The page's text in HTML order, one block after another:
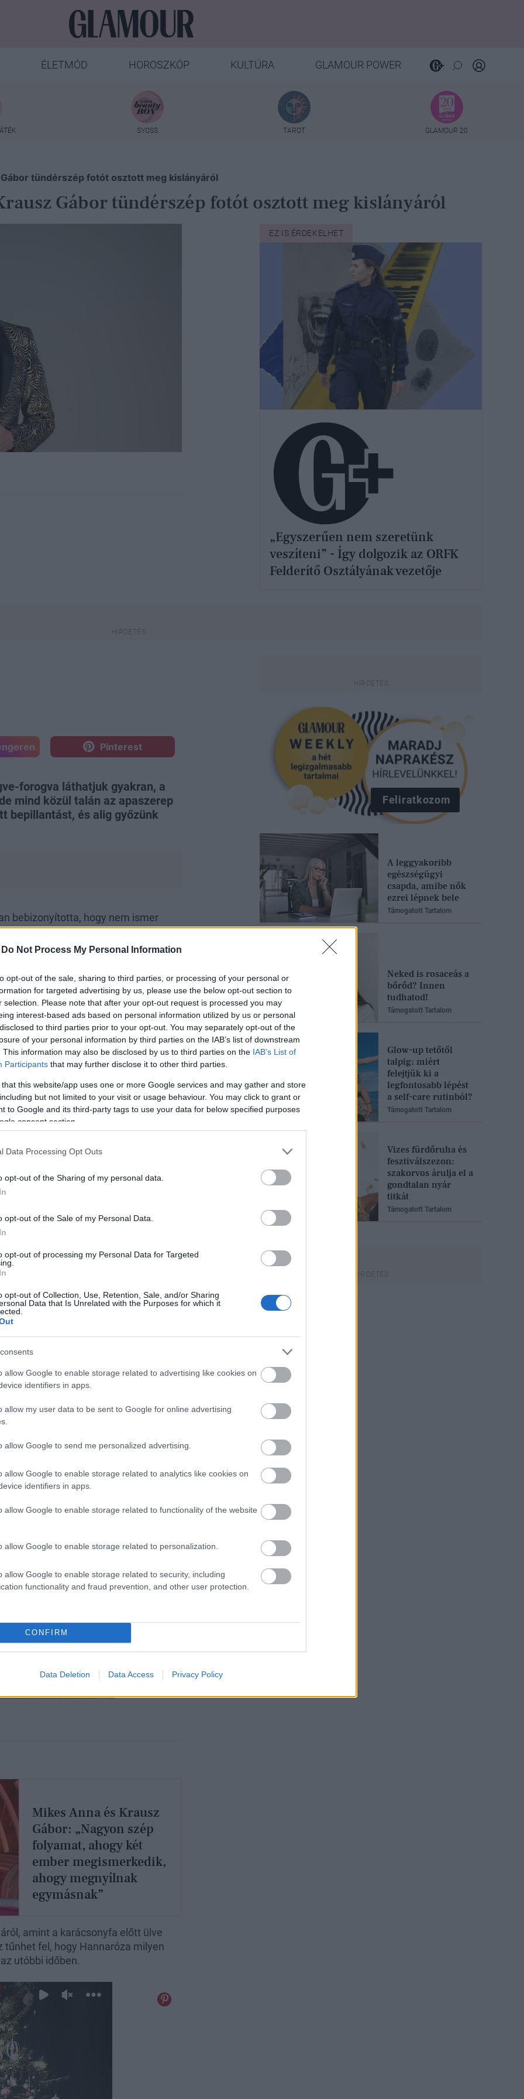
Do Not Process My Personal Information
opt-out of the sale, sharing to third parties, or processing of your personal or
for targeted advertising by us, please use the below opt-out section to
selection. Please note that after your opt-out request is processed you may
interest-based ads based on personal information utilized by us or personal
to third parties prior to your opt-out. You may separately opt-out of the
of your personal information by third parties on the IAB’s list of downstream
This information may also be disclosed by us to third parties on the IAB’s List of
Participants that may further disclose it to other third parties.
that this website/app uses one or more Google services and may gather and store
but not limited to your visit or usage behaviour. You may click to grant or
to Google and its third-party tags to use your data for below specified purposes
consent section.
Data Processing Opt Outs
opt-out of the Sharing of my personal data.
opt-out of the Sale of my Personal Data.
opt-out of processing my Personal Data for Targeted
opt-out of Collection, Use, Retention, Sale, and/or Sharing
Data that Is Unrelated with the Purposes for which it
allow Google to enable storage related to advertising like cookies on
identifiers in apps.
allow my user data to be sent to Google for online advertising
allow Google to send me personalized advertising.
allow Google to enable storage related to analytics like cookies on
identifiers in apps.
allow Google to enable storage related to functionality of the website
allow Google to enable storage related to personalization.
allow Google to enable storage related to security, including
functionality and fraud prevention, and other user protection.
CONFIRM
Data Deletion Data Access Privacy Policy
ÉLETMÓD HOROSZKÓP KULTÚRA GLAMOUR POWER
SYOSS TAROT GLAMOUR 20
tündérszép fotót osztott meg kislányáról
Gábor tündérszép fotót osztott meg kislányáról
EZ IS ÉRDEKELHET
„Egyszerűen nem szeretünk
veszíteni” - Így dolgozik az ORFK
Felderítő Osztályának vezetője
Pinterest
forogva láthatjuk gyakran, a
mind közül talán az apaszerep
bepillantást, és alig győzünk
bebizonyította, hogy nem ismer
belopták magukat a nézők szívébe,
járó kupát. A sok-soktáncpróba
a kislányára.
„Amikor tudok, vele vagyok és közös
a nagyszülők segítsége nélkül
az az első dolgom, hogy szaladok
visszaáll a régi rendszer, ez most egy
velem próbára is.”
fotókat
az ünnepek alatt már teljes
egy elképesztően aranyos
amin Hannarózával együtt
Mikes Anna és Krausz
Gábor: „Nagyon szép
folyamat, ahogy két
ember megismerkedik,
ahogy megnyílnak
egymásnak”
amint a karácsonyfa előtt ülve
fel, hogy Hannaróza milyen
utóbbi időben.
Feliratkozom
A leggyakoribb
egészségügyi
csapda, amibe nők
ezrei lépnek bele
Támogatott Tartalom
Neked is rosaceás a
bőrőd? Innen
tudhatod!
Támogatott Tartalom
Glow-up tetőtől
talpig: miért
felejtjük ki a
legfontosabb lépést
a self-care rutinból?
Támogatott Tartalom
Vizes fürdőruha és
fesztiválszezon:
szakorvos árulja el a
gondtalan nyár
titkát
Támogatott Tartalom